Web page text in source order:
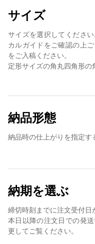
サイズ
サイズを選択してくださ
カルガイドをご確認の上
をご入稿ください。
定形サイズの角丸四角形の
納品形態
納品時の仕上がりを指定す
納期を選ぶ
締切時刻までに注文受付日
本日以降の注文日での発
更してご覧ください。